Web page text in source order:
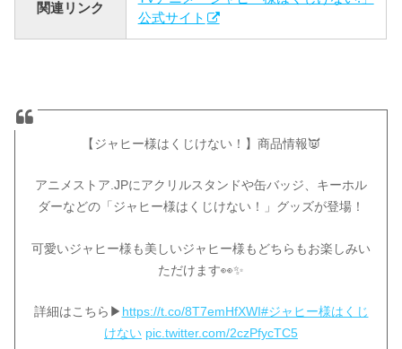
関連リンク
公式サイト
【ジャヒー様はくじけない！】商品情報👿
アニメストア.JPにアクリルスタンドや缶バッジ、キーホル
ダーなどの「ジャヒー様はくじけない！」グッズが登場！
可愛いジャヒー様も美しいジャヒー様もどちらもお楽しみい
ただけます👀✨
詳細はこちら▶ https://t.co/8T7emHfXWI#ジャヒー様はくじ
けない pic.twitter.com/2czPfycTC5